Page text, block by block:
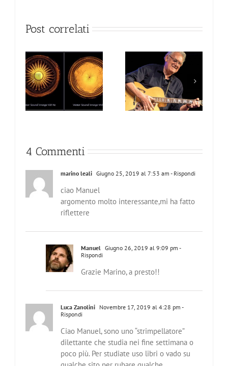
Post correlati
JIM MULLEN
La via della chitarra
di Alfonso Pumilia
4 Commenti
marino leali Giugno 25, 2019 al 7:53 am - Rispondi
ciao Manuel
argomento molto interessante,mi ha fatto
riflettere
Manuel Giugno 26, 2019 al 9:09 pm -
Rispondi
Grazie Marino, a presto!!
Luca Zanolini Novembre 17, 2019 al 4:28 pm -
Rispondi
Ciao Manuel, sono uno “strimpellatore”
dilettante che studia nei fine settimana o
poco più. Per studiate uso libri o vado su